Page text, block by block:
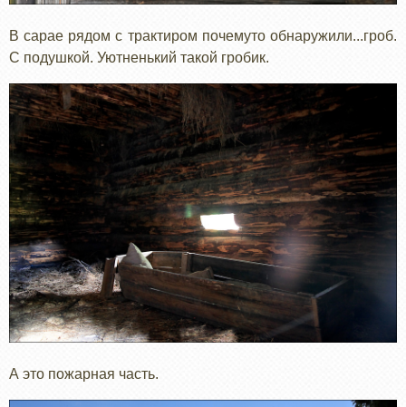
В сарае рядом с трактиром почемуто обнаружили...гроб.
С подушкой. Уютненький такой гробик.
А это пожарная часть.